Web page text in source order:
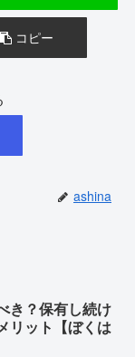
コピー
ashina
き？保有し続け
リット【ぼくは